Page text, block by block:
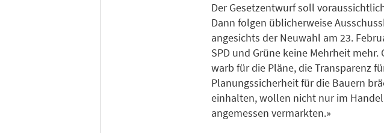
Der Gesetzentwurf soll
Dann folgen üblicherweise
angesichts der Neuwahl am 23.
SPD und Grüne keine Mehrheit
warb für die Pläne, die Transparenz
Planungssicherheit für die Bauern
einhalten, wollen nicht nur im
angemessen vermarkten.»